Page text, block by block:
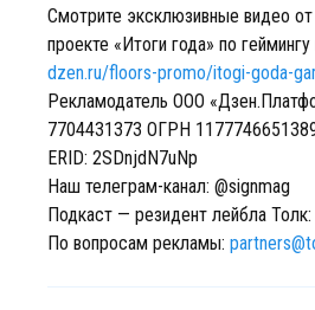
Смотрите эксклюзивные видео
проекте «Итоги года» по
dzen.ru/floors-promo/itogi-goda-
Рекламодатель ООО
7704431373 ОГРН
ERID: 2SDnjdN7uNp
Наш телеграм-канал: @signmag
Подкаст — резидент лейбла Толк:
По вопросам рекламы: